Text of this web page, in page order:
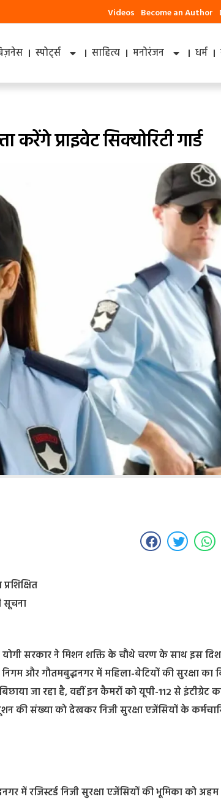
Videos Become an Author
स्पोर्ट्स साहित्य मनोरंजन धर्म
प्राइवेट सिक्‍योरिटी गार्ड
सूचना
सरकार ने मिशन शक्ति के चौथे चरण के साथ इस
और गौतमबुद्धनगर में महिला-बेटियों की सुरक्षा का
जा रहा है, वहीं इन कैमरों को यूपी-112 से इंटीग्रेट
की संख्या काे देखकर निजी सुरक्षा एजेंसियों के
में रजिस्टर्ड निजी सुरक्षा एजेंसियों की भूमिका को